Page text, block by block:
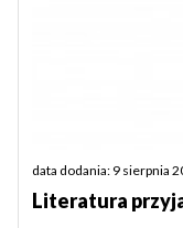
data dodania: 9 sierpnia
Literatura